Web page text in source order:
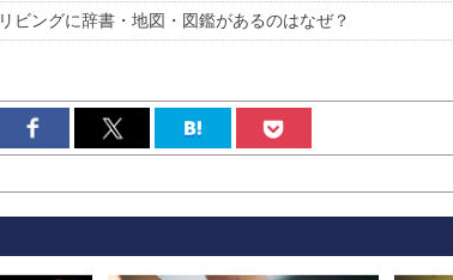
ビングに辞書・地図・図鑑があるのはなぜ？